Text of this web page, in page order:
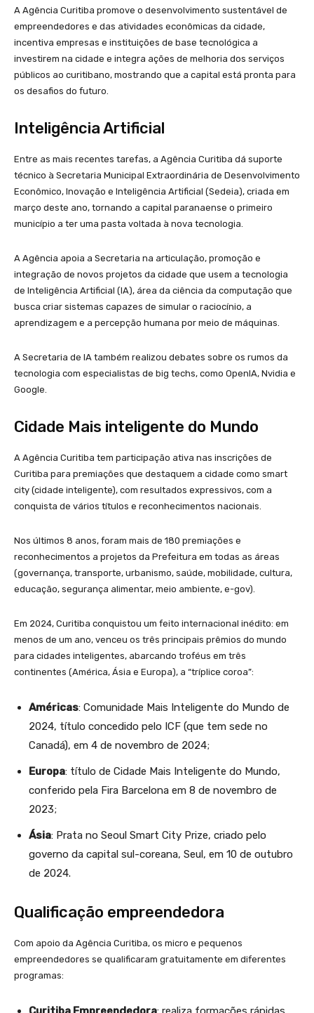
A Agência Curitiba promove o desenvolvimento sustentável de
empreendedores e das atividades econômicas da cidade,
incentiva empresas e instituições de base tecnológica a
investirem na cidade e integra ações de melhoria dos serviços
públicos ao curitibano, mostrando que a capital está pronta para
os desafios do futuro.
Inteligência Artificial
Entre as mais recentes tarefas, a Agência Curitiba dá suporte
técnico à Secretaria Municipal Extraordinária de Desenvolvimento
Econômico, Inovação e Inteligência Artificial (Sedeia), criada em
março deste ano, tornando a capital paranaense o primeiro
município a ter uma pasta voltada à nova tecnologia.
A Agência apoia a Secretaria na articulação, promoção e
integração de novos projetos da cidade que usem a tecnologia
de Inteligência Artificial (IA), área da ciência da computação que
busca criar sistemas capazes de simular o raciocínio, a
aprendizagem e a percepção humana por meio de máquinas.
A Secretaria de IA também realizou debates sobre os rumos da
tecnologia com especialistas de big techs, como OpenIA, Nvidia e
Google.
Cidade Mais inteligente do Mundo
A Agência Curitiba tem participação ativa nas inscrições de
Curitiba para premiações que destaquem a cidade como smart
city (cidade inteligente), com resultados expressivos, com a
conquista de vários títulos e reconhecimentos nacionais.
Nos últimos 8 anos, foram mais de 180 premiações e
reconhecimentos a projetos da Prefeitura em todas as áreas
(governança, transporte, urbanismo, saúde, mobilidade, cultura,
educação, segurança alimentar, meio ambiente, e-gov).
Em 2024, Curitiba conquistou um feito internacional inédito: em
menos de um ano, venceu os três principais prêmios do mundo
para cidades inteligentes, abarcando troféus em três
continentes (América, Ásia e Europa), a “tríplice coroa”:
Américas: Comunidade Mais Inteligente do Mundo de
2024, título concedido pelo ICF (que tem sede no
Canadá), em 4 de novembro de 2024;
Europa: título de Cidade Mais Inteligente do Mundo,
conferido pela Fira Barcelona em 8 de novembro de
2023;
Ásia: Prata no Seoul Smart City Prize, criado pelo
governo da capital sul-coreana, Seul, em 10 de outubro
de 2024.
Qualificação empreendedora
Com apoio da Agência Curitiba, os micro e pequenos
empreendedores se qualificaram gratuitamente em diferentes
programas: